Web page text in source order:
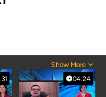
Show More
04:24